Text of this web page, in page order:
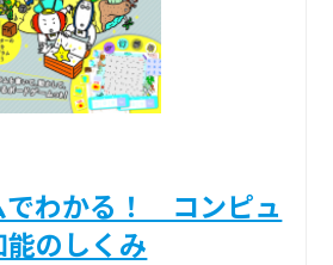
でわかる！ コンピュ
のしくみ